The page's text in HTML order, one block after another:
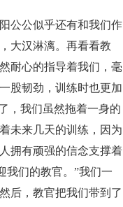
公公似乎还有和我们作
大汉淋漓。再看看教
耐心的指导着我们，毫
股韧劲，训练时也更加
，我们虽然拖着一身的
未来几天的训练，因为
拥有顽强的信念支撑着
我们的教官。”我们一
后，教官把我们带到了